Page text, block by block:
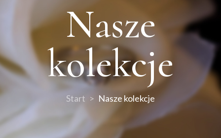
Nasze
kolekcje
Start Nasze kolekcje